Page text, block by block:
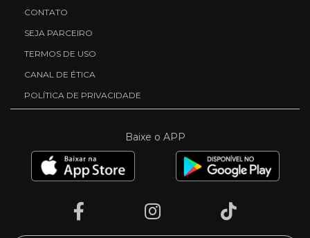
CONTATO
SEJA PARCEIRO
TERMOS DE USO
CANAL DE ÉTICA
POLÍTICA DE PRIVACIDADE
Baixe o APP